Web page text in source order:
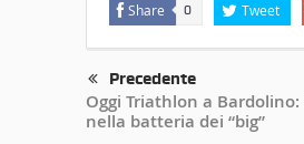
Share 0 Tweet
Precedente
Oggi Triathlon a
nella batteria dei “big”